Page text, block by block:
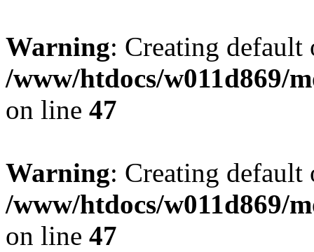
Warning: Creating
/www/htdocs/w011d869/
on line 47
Warning: Creating
/www/htdocs/w011d869/
on line 47